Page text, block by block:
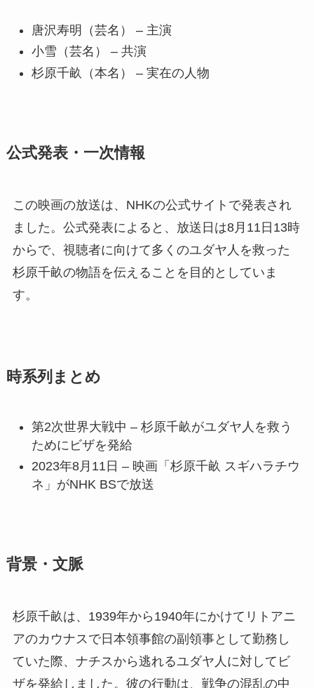
唐沢寿明（芸名） – 主演
小雪（芸名） – 共演
杉原千畝（本名） – 実在の人物
公式発表・一次情報
この映画の放送は、NHKの公式サイトで発表され
ました。公式発表によると、放送日は8月11日13時
からで、視聴者に向けて多くのユダヤ人を救った
杉原千畝の物語を伝えることを目的としていま
す。
時系列まとめ
第2次世界大戦中 – 杉原千畝がユダヤ人を救う
ためにビザを発給
2023年8月11日 – 映画「杉原千畝 スギハラチウ
ネ」がNHK BSで放送
背景・文脈
杉原千畝は、1939年から1940年にかけてリトアニ
アのカウナスで日本領事館の副領事として勤務し
ていた際、ナチスから逃れるユダヤ人に対してビ
ザを発給しました。彼の行動は、戦争の混乱の中